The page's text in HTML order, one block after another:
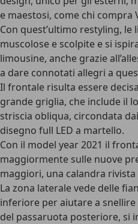
e maestosi, come chi compra
Con quest’ultimo restyling,
muscolose e scolpite e si
limousine, anche grazie
a dare connotati allegri a
Il frontale risulta essere
grande griglia, che include il
striscia obliqua, circondata
disegno full LED a martello.
Con il model year 2021 il
maggiormente sulle nuove
maggiori, una calandra
La zona laterale vede delle
inferiore per aiutare a
del passaruota posteriore, si